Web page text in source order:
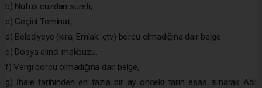
b) Nüfus cüzdan sureti,
c) Geçici Teminat,
d) Belediyeye (kira, Emlak, çtv) borcu olmadığına dair belge
e) Dosya alındı makbuzu,
f) Vergi borcu olmadığına dair belge,
g) İhale tarihinden en fazla bir ay önceki tarih esas alınarak Adli